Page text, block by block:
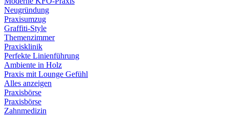
Neugründung
Praxisumzug
Graffiti-Style
Themenzimmer
Praxisklinik
Perfekte Linienführung
Ambiente in Holz
Praxis mit Lounge Gefühl
Alles anzeigen
Praxisbörse
Praxisbörse
Zahnmedizin